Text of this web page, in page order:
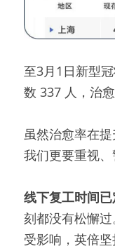
至3月1日新型
数 337 人，治愈
虽然治愈率在
我们更要重视、
线下复工时间已
刻都没有松懈
受影响，英倍